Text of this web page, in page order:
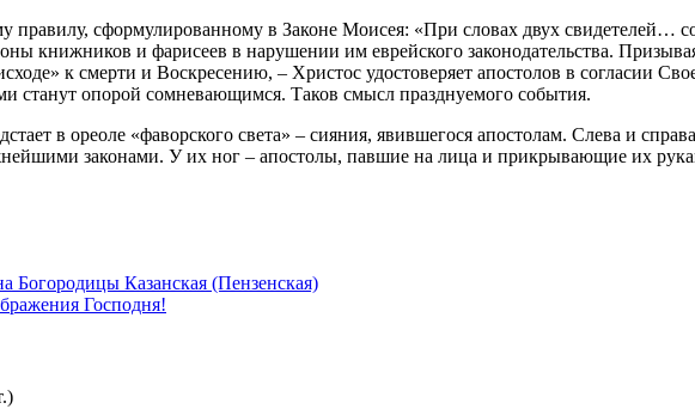
правилу, сформулированному в Законе Моисея: «При словах двух свидетелей…
книжников и фарисеев в нарушении им еврейского законодательства.
к смерти и Воскресению, – Христос удостоверяет апостолов в согласии
станут опорой сомневающимся. Таков смысл празднуемого события.
в ореоле «фаворского света» – сияния, явившегося апостолам. Слева и
законами. У их ног – апостолы, павшие на лица и прикрывающие их
Богородицы Казанская (Пензенская)
Господня!